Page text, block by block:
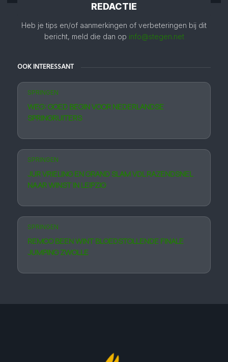
REDACTIE
Heb je tips en/of aanmerkingen of verbeteringen bij dit
bericht, meld die dan op info@stegen.net
OOK INTERESSANT
SPRINGEN
WEG: GOED BEGIN VOOR NEDERLANDSE
SPRINGRUITERS
SPRINGEN
JUR VRIELING EN GRAND SLAM VDL RAZENDSNEL
NAAR WINST IN LEIPZIG
SPRINGEN
REMCO BEEN WINT BLOEDSTOLLENDE FINALE
JUMPING ZWOLLE